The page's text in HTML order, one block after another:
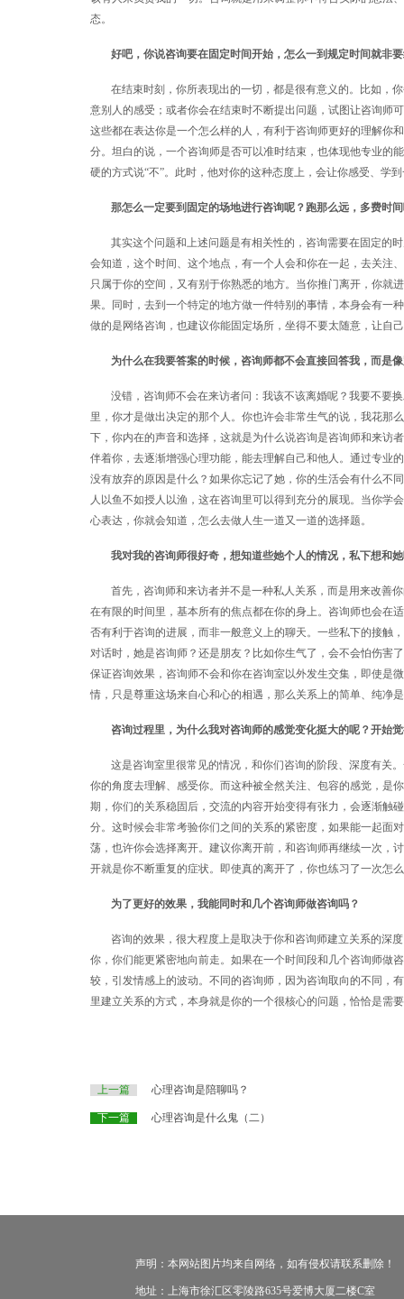
态。
好吧，你说咨询要在固定时间开始，怎么一到规定时间就非
在结束时刻，你所表现出的一切，都是很有意义的。比如，
意别人的感受；或者你会在结束时不断提出问题，试图让咨询师
这些都在表达你是一个怎么样的人，有利于咨询师更好的理解你
分。坦白的说，一个咨询师是否可以准时结束，也体现他专业的
硬的方式说“不”。此时，他对你的这种态度上，会让你感受、学
那怎么一定要到固定的场地进行咨询呢？跑那么远，多费时
其实这个问题和上述问题是有相关性的，咨询需要在固定的
会知道，这个时间、这个地点，有一个人会和你在一起，去关注
只属于你的空间，又有别于你熟悉的地方。当你推门离开，你就
果。同时，去到一个特定的地方做一件特别的事情，本身会有一
做的是网络咨询，也建议你能固定场所，坐得不要太随意，让自
为什么在我要答案的时候，咨询师都不会直接回答我，而是
没错，咨询师不会在来访者问：我该不该离婚呢？我要不要
里，你才是做出决定的那个人。你也许会非常生气的说，我花那
下，你内在的声音和选择，这就是为什么说咨询是咨询师和来访
伴着你，去逐渐增强心理功能，能去理解自己和他人。通过专业
没有放弃的原因是什么？如果你忘记了她，你的生活会有什么不
人以鱼不如授人以渔，这在咨询里可以得到充分的展现。当你学
心表达，你就会知道，怎么去做人生一道又一道的选择题。
我对我的咨询师很好奇，想知道些她个人的情况，私下想和
首先，咨询师和来访者并不是一种私人关系，而是用来改善
在有限的时间里，基本所有的焦点都在你的身上。咨询师也会在
否有利于咨询的进展，而非一般意义上的聊天。一些私下的接触
对话时，她是咨询师？还是朋友？比如你生气了，会不会怕伤害
保证咨询效果，咨询师不会和你在咨询室以外发生交集，即使是
情，只是尊重这场来自心和心的相遇，那么关系上的简单、纯净
咨询过程里，为什么我对咨询师的感觉变化挺大的呢？开始
这是咨询室里很常见的情况，和你们咨询的阶段、深度有关
你的角度去理解、感受你。而这种被全然关注、包容的感觉，是
期，你们的关系稳固后，交流的内容开始变得有张力，会逐渐触
分。这时候会非常考验你们之间的关系的紧密度，如果能一起面
荡，也许你会选择离开。建议你离开前，和咨询师再继续一次，
开就是你不断重复的症状。即使真的离开了，你也练习了一次怎
为了更好的效果，我能同时和几个咨询师做咨询吗？
咨询的效果，很大程度上是取决于你和咨询师建立关系的深
你，你们能更紧密地向前走。如果在一个时间段和几个咨询师做
较，引发情感上的波动。不同的咨询师，因为咨询取向的不同，
里建立关系的方式，本身就是你的一个很核心的问题，恰恰是需
上一篇 心理咨询是陪聊吗？
下一篇 心理咨询是什么鬼（二）
声明：本网站图片均来自网络，如有侵权请联系删除！
地址：上海市徐汇区零陵路635号爱博大厦二楼C室